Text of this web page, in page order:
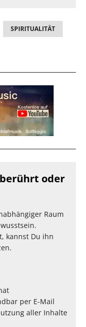
SPIRITUALITÄT
oder
Raum
kannst Du ihn
per E-Mail
aller Inhalte